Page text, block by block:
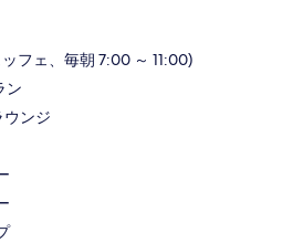
フェ、毎朝 7:00 ～ 11:00)
ン
ンジ